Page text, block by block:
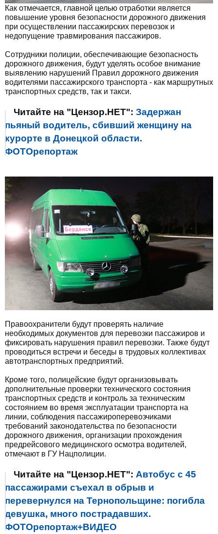
Как отмечается, главной целью отработки является
повышение уровня безопасности дорожного движения
при осуществлении пассажирских перевозок и
недопущение травмирования пассажиров.
Сотрудники полиции, обеспечивающие безопасность
дорожного движения, будут уделять особое внимание
выявлению нарушений Правил дорожного движения
водителями пассажирского транспорта - как маршрутных
транспортных средств, так и такси.
Читайте на "Цензор.НЕТ": Задержан
пьяный водитель, сбивший женщину на
курорте в Донецкой области.
ФОТОрепортаж
Правоохранители будут проверять наличие
необходимых документов для перевозки пассажиров и
фиксировать нарушения правил перевозки. Также будут
проводиться встречи и беседы в трудовых коллективах
автотранспортных предприятий.
Кроме того, полицейские будут организовывать
дополнительные проверки технического состояния
транспортных средств и контроль за техническим
состоянием во время эксплуатации транспорта на
линии, соблюдения пассажироперевозчиками
требований законодательства по безопасности
дорожного движения, организации прохождения
предрейсового медицинского осмотра водителей,
отмечают в ГУ Нацполиции.
Читайте на "Цензор.НЕТ": Автобус с 45
пассажирами съехал в обрыв и
перевернулся на Тернопольщине: погибла
девушка, много пострадавших.
ФОТОрепортаж+ВИДЕО